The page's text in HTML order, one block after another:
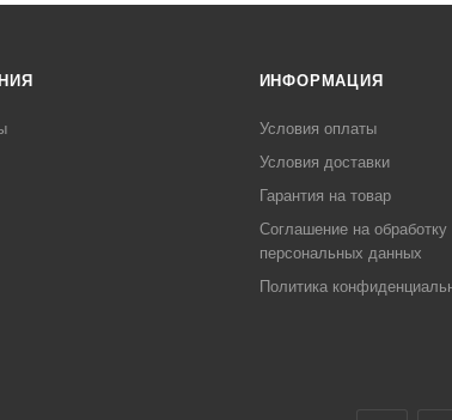
ИНФОРМАЦИЯ
Условия оплаты
Условия доставки
Гарантия на товар
Соглашение на обработку
персональных данных
Политика